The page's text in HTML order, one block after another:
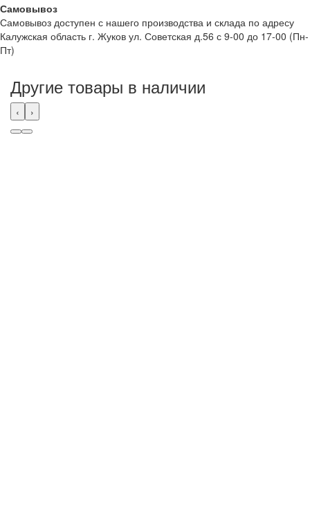
Самовывоз
Самовывоз доступен с нашего производства и склада по адресу
Калужская область г. Жуков ул. Советская д.56 с 9-00 до 17-00 (Пн-
Пт)
Другие товары в наличии
‹ ›